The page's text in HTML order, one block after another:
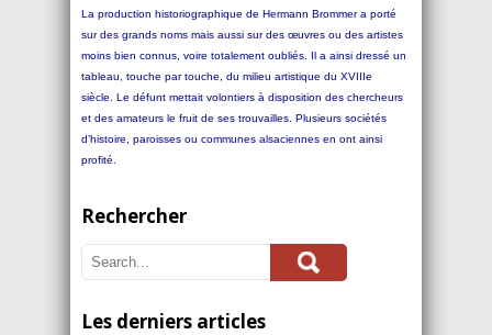
La production historiographique de Hermann Brommer a porté
sur des grands noms mais aussi sur des œuvres ou des artistes
moins bien connus, voire totalement oubliés. Il a ainsi dressé un
tableau, touche par touche, du milieu artistique du XVIIIe
siècle. Le défunt mettait volontiers à disposition des chercheurs
et des amateurs le fruit de ses trouvailles. Plusieurs sociétés
d’histoire, paroisses ou communes alsaciennes en ont ainsi
profité.
Rechercher
Les derniers articles